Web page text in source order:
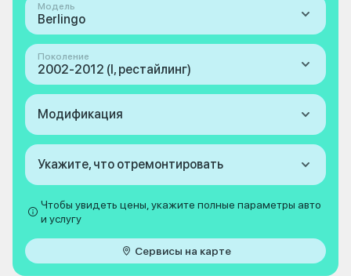
Модель
Berlingo
Поколение
2002-2012 (I, рестайлинг)
Модификация
Укажите, что отремонтировать
Чтобы увидеть цены, укажите полные параметры авто
и услугу
Сервисы на карте